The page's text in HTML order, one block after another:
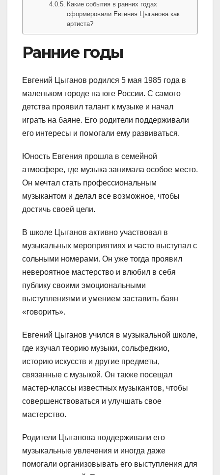
Какие события в ранних годах
сформировали Евгения Цыганова как
артиста?
Ранние годы
Евгений Цыганов родился 5 мая 1985 года в
маленьком городе на юге России. С самого
детства проявил талант к музыке и начал
играть на баяне. Его родители поддерживали
его интересы и помогали ему развиваться.
Юность Евгения прошла в семейной
атмосфере, где музыка занимала особое место.
Он мечтал стать профессиональным
музыкантом и делал все возможное, чтобы
достичь своей цели.
В школе Цыганов активно участвовал в
музыкальных мероприятиях и часто выступал с
сольными номерами. Он уже тогда проявил
невероятное мастерство и влюбил в себя
публику своими эмоциональными
выступлениями и умением заставить баян
«говорить».
Евгений Цыганов учился в музыкальной школе,
где изучал теорию музыки, сольфеджио,
историю искусств и другие предметы,
связанные с музыкой. Он также посещал
мастер-классы известных музыкантов, чтобы
совершенствоваться и улучшать свое
мастерство.
Родители Цыганова поддерживали его
музыкальные увлечения и иногда даже
помогали организовывать его выступления для